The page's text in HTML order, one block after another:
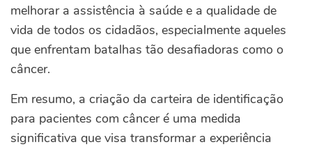
melhorar a assistência à saúde e a qualidade de
vida de todos os cidadãos, especialmente aqueles
que enfrentam batalhas tão desafiadoras como o
câncer.
Em resumo, a criação da carteira de identificação
para pacientes com câncer é uma medida
significativa que visa transformar a experiência